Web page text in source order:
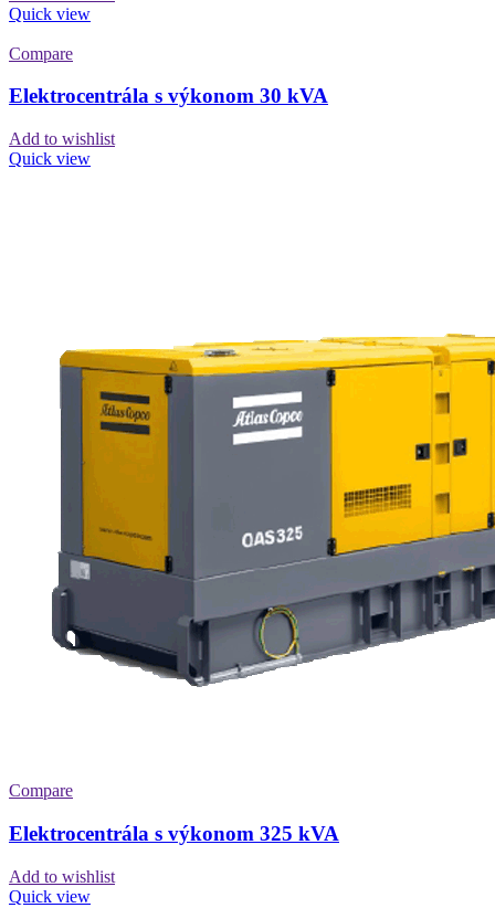
Quick view
Compare
Elektrocentrála s výkonom 30 kVA
Add to wishlist
Quick view
Compare
Elektrocentrála s výkonom 325 kVA
Add to wishlist
Quick view